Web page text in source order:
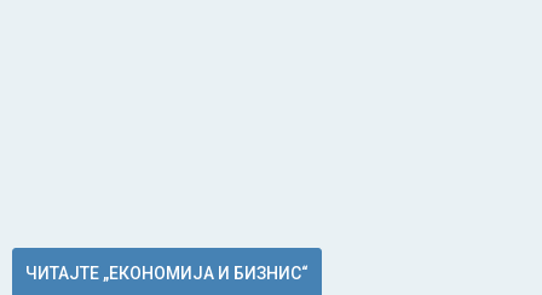
ЧИТАЈТЕ „ЕКОНОМИЈА И БИЗНИС“